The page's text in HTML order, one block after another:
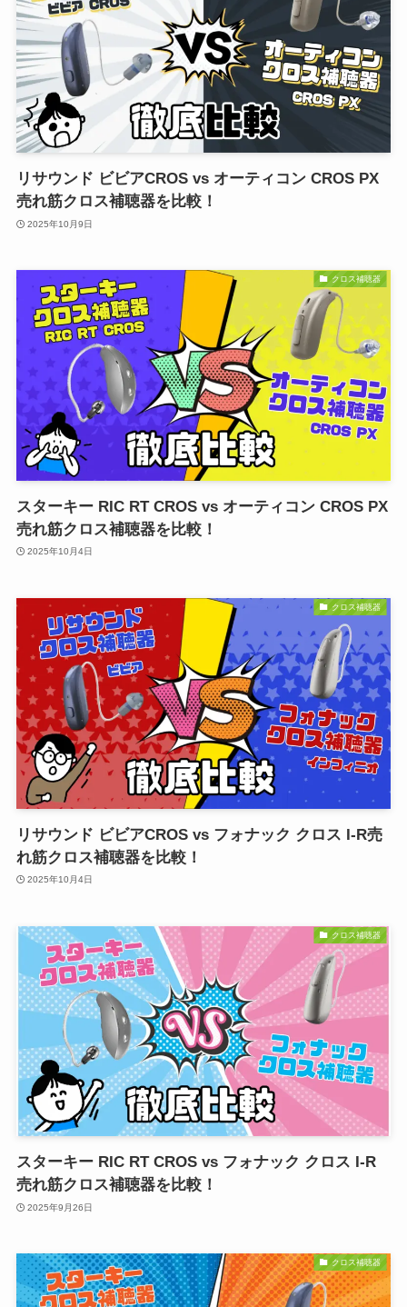
リサウンド ビビアCROS vs オーティコン CROS PX
売れ筋クロス補聴器を比較！
2025年10月9日
クロス補聴器
スターキー RIC RT CROS vs オーティコン CROS PX
売れ筋クロス補聴器を比較！
2025年10月4日
クロス補聴器
リサウンド ビビアCROS vs フォナック クロス I-R売
れ筋クロス補聴器を比較！
2025年10月4日
クロス補聴器
スターキー RIC RT CROS vs フォナック クロス I-R
売れ筋クロス補聴器を比較！
2025年9月26日
クロス補聴器